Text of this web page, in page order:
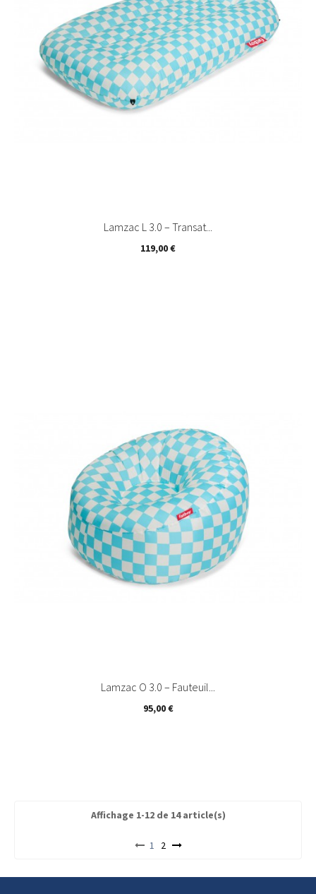
Lamzac L 3.0 – Transat...
Prix
119,00 €
Lamzac O 3.0 – Fauteuil...
Prix
95,00 €
Affichage 1-12 de 14 article(s)
1 2